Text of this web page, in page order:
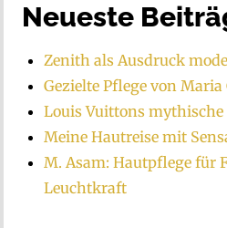
Neueste
Zenith als Ausdruck
Gezielte Pflege von
Louis Vuittons mythische
Meine Hautreise mit
M. Asam: Hautpflege für
Leuchtkraft